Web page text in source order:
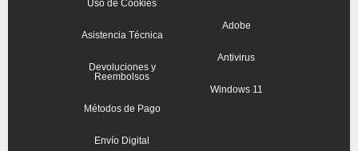
Uso de Cookies
Asistencia Técnica
Devoluciones y
Reembolsos
Métodos de Pago
Envío Digital
Adobe
Antivirus
Windows 11